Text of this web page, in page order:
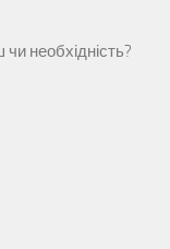
необхідність?